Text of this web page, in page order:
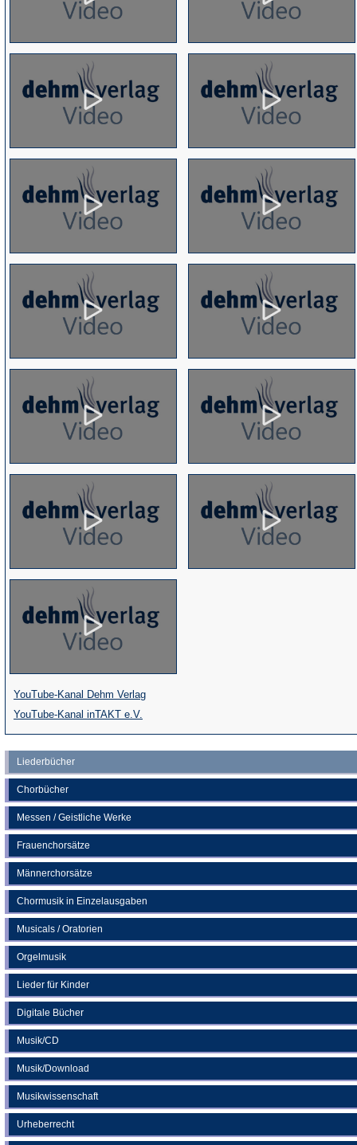
Liederbücher
Chorbücher
Messen / Geistliche Werke
Frauenchorsätze
Männerchorsätze
Chormusik in Einzelausgaben
Musicals / Oratorien
Orgelmusik
Lieder für Kinder
Digitale Bücher
Musik/CD
Musik/Download
Musikwissenschaft
Urheberrecht
YouTube-Kanal Dehm Verlag(Öffnet
einem
neuen
Tab)
YouTube-Kanal inTAKT e.V.
in
einem
neuen